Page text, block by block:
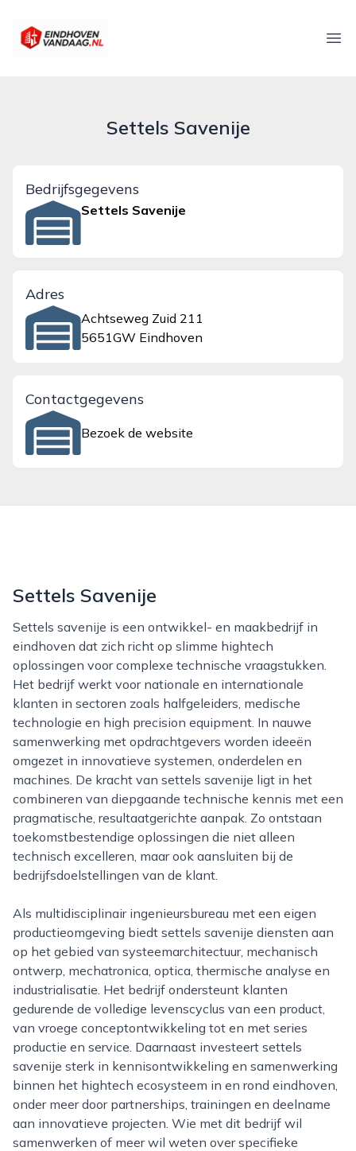
eindhovenvandaag.nl
Settels Savenije
Bedrijfsgegevens
Settels Savenije
Adres
Achtseweg Zuid 211
5651GW Eindhoven
Contactgegevens
Bezoek de website
Settels Savenije
Settels savenije is een ontwikkel- en maakbedrijf in
eindhoven dat zich richt op slimme hightech
oplossingen voor complexe technische vraagstukken.
Het bedrijf werkt voor nationale en internationale
klanten in sectoren zoals halfgeleiders, medische
technologie en high precision equipment. In nauwe
samenwerking met opdrachtgevers worden ideeën
omgezet in innovatieve systemen, onderdelen en
machines. De kracht van settels savenije ligt in het
combineren van diepgaande technische kennis met een
pragmatische, resultaatgerichte aanpak. Zo ontstaan
toekomstbestendige oplossingen die niet alleen
technisch excelleren, maar ook aansluiten bij de
bedrijfsdoelstellingen van de klant.
Als multidisciplinair ingenieursbureau met een eigen
productieomgeving biedt settels savenije diensten aan
op het gebied van systeemarchitectuur, mechanisch
ontwerp, mechatronica, optica, thermische analyse en
industrialisatie. Het bedrijf ondersteunt klanten
gedurende de volledige levenscyclus van een product,
van vroege conceptontwikkeling tot en met series
productie en service. Daarnaast investeert settels
savenije sterk in kennisontwikkeling en samenwerking
binnen het hightech ecosysteem in en rond eindhoven,
onder meer door partnerships, trainingen en deelname
aan innovatieve projecten. Wie met dit bedrijf wil
samenwerken of meer wil weten over specifieke